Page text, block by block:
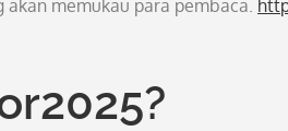
memukau para pembaca.